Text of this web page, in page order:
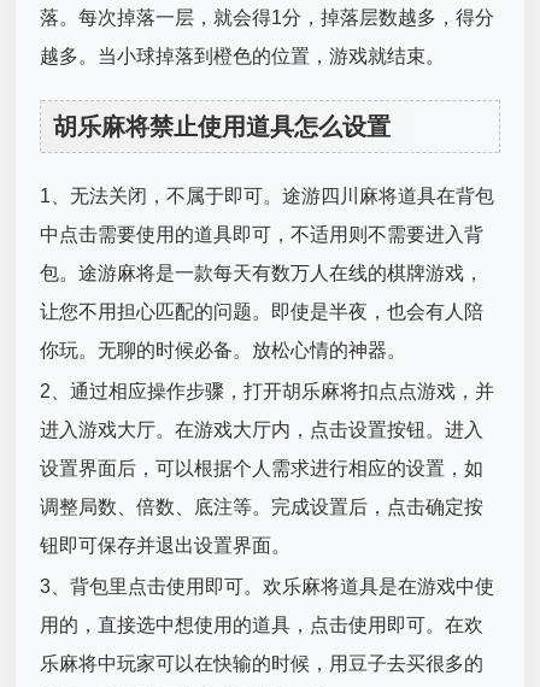
落。每次掉落一层，就会得1分，掉落层数越多，得分
越多。当小球掉落到橙色的位置，游戏就结束。
胡乐麻将禁止使用道具怎么设置
1、无法关闭，不属于即可。途游四川麻将道具在背包
中点击需要使用的道具即可，不适用则不需要进入背
包。途游麻将是一款每天有数万人在线的棋牌游戏，
让您不用担心匹配的问题。即使是半夜，也会有人陪
你玩。无聊的时候必备。放松心情的神器。
2、通过相应操作步骤，打开胡乐麻将扣点点游戏，并
进入游戏大厅。在游戏大厅内，点击设置按钮。进入
设置界面后，可以根据个人需求进行相应的设置，如
调整局数、倍数、底注等。完成设置后，点击确定按
钮即可保存并退出设置界面。
3、背包里点击使用即可。欢乐麻将道具是在游戏中使
用的，直接选中想使用的道具，点击使用即可。在欢
乐麻将中玩家可以在快输的时候，用豆子去买很多的